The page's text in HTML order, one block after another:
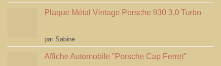
Plaque Métal Vintage Porsche 930 3.0 Turbo
Note5sur 5
par Sabine
Affiche Automobile "Porsche Cap Ferret"